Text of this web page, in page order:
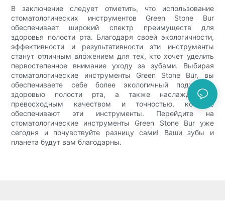
В заключение следует отметить, что использование
стоматологических инструментов Green Stone Bur
обеспечивает широкий спектр преимуществ для
здоровья полости рта. Благодаря своей экологичности,
эффективности и результативности эти инструменты
станут отличным вложением для тех, кто хочет уделить
первостепенное внимание уходу за зубами. Выбирая
стоматологические инструменты Green Stone Bur, вы
обеспечиваете себе более экологичный подход к
здоровью полости рта, а также наслаждаетесь
превосходным качеством и точностью, которые
обеспечивают эти инструменты. Перейдите на
стоматологические инструменты Green Stone Bur уже
сегодня и почувствуйте разницу сами! Ваши зубы и
планета будут вам благодарны.